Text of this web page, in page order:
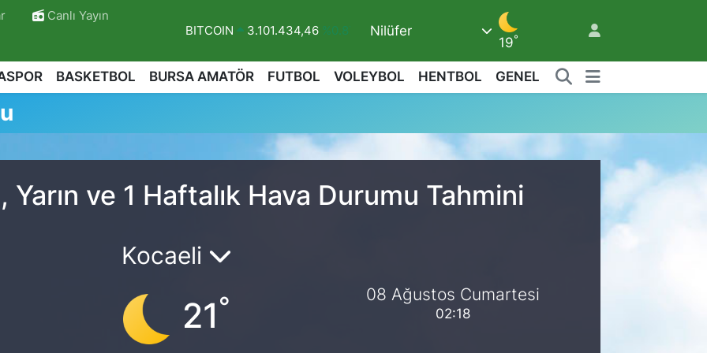
Canlı Yayın
BITCOIN 3.101.434,46 %0.87
DOLAR
47,7436 %0.18
6660.55 %0.03
Nilüfer
19°
BASKETBOL BURSA AMATÖR FUTBOL VOLEYBOL HENTBOL GENEL
Yarın ve 1 Haftalık Hava Durumu Tahmini
Kocaeli
21° 08 Ağustos Cumartesi
02:18